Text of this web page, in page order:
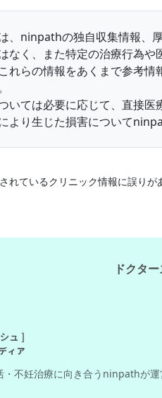
、ninpathの独自収集情報、
なく、また特定の治療行為や
れらの情報をあくまで参考
いては必要に応じて、直接医
より生じた損害について
れているクリニック情報に誤り
ドクタ
・不妊治療に向き合うninpathが運